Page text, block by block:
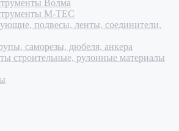
Волма
M-TEC
подвесы, ленты, соединители,
саморезы, дюбеля, анкера
строительные, рулонные материалы